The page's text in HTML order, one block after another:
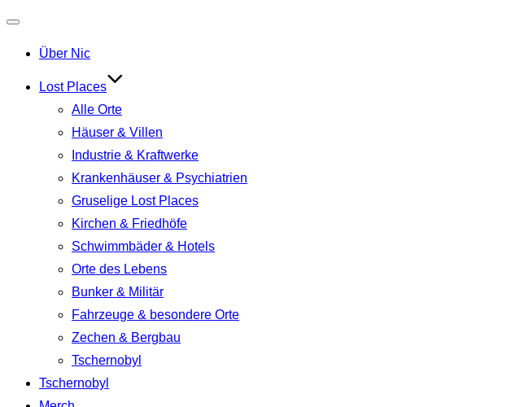
umschalten
Über Nic
Lost Places
Alle Orte
Häuser & Villen
Industrie & Kraftwerke
Krankenhäuser & Psychiatrien
Gruselige Lost Places
Kirchen & Friedhöfe
Schwimmbäder & Hotels
Orte des Lebens
Bunker & Militär
Fahrzeuge & besondere Orte
Zechen & Bergbau
Tschernobyl
Tschernobyl